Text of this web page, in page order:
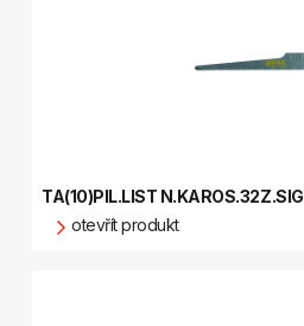
TA(10)PIL.LIST N.KAROS.32Z.SIG
otevřít produkt